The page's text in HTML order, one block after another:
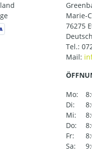
Marie-
76275
Tel.:
Mail:
Mo:
Di:
Mi:
Do:
Fr:
Sa: